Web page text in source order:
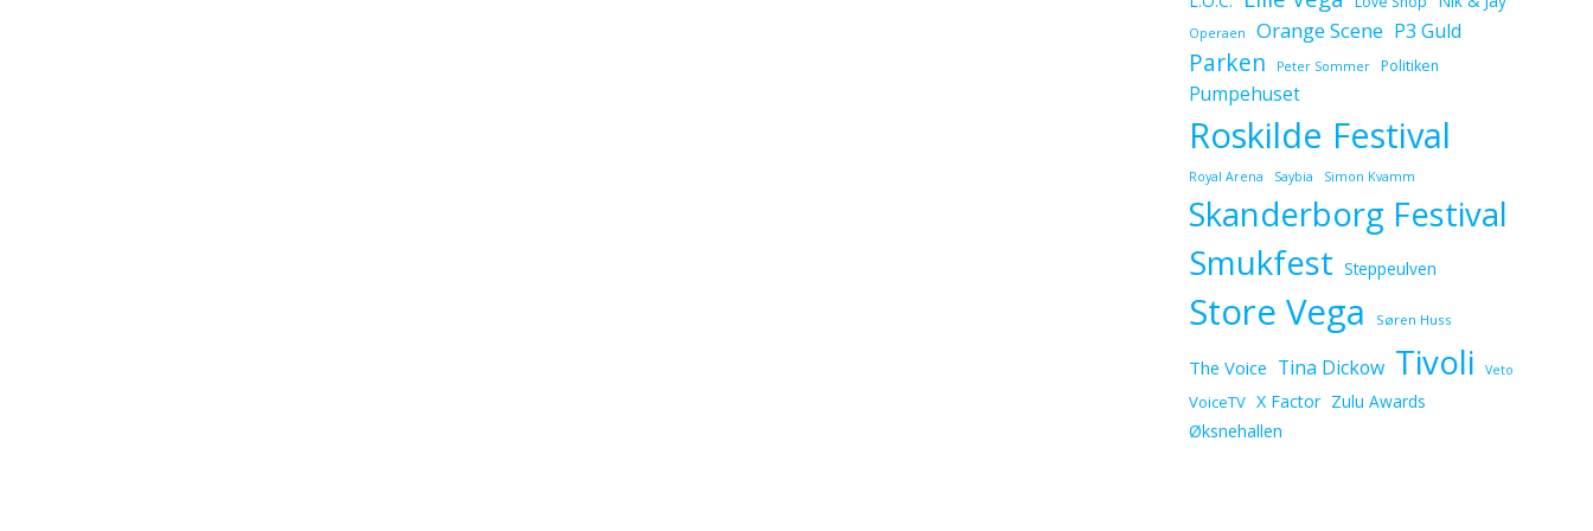
Operaen Orange Scene P3 Guld
Parken Peter Sommer Politiken
Pumpehuset
Roskilde Festival
Royal Arena Saybia Simon Kvamm
Skanderborg Festival
Smukfest Steppeulven
Store Vega Søren Huss
The Voice Tina Dickow Tivoli Veto
VoiceTV X Factor Zulu Awards
Øksnehallen